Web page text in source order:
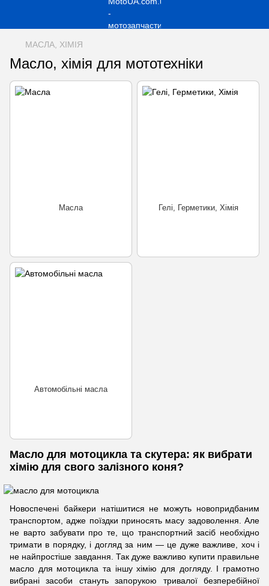
МАСЛА, ХІМІЯ
Масло, хімія для мототехніки
Масло для мотоцикла та скутера: як вибрати
хімію для свого залізного коня?
Новоспечені байкери натішитися не можуть новопридбаним
транспортом, адже поїздки приносять масу задоволення. Але
не варто забувати про те, що транспортний засіб необхідно
тримати в порядку, і догляд за ним — це дуже важливе, хоч і
не найпростіше завдання. Так дуже важливо купити правильне
масло для мотоцикла та іншу хімію для догляду. І грамотно
вибрані засоби стануть запорукою тривалої безперебійної
Масла Гелі, Герметики, Хімія
Автомобільні масла